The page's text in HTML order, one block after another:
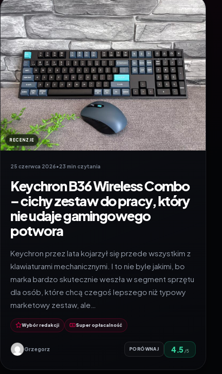
RECENZJE
25 czerwca 2026•23 min czytania
Keychron B36 Wireless Combo
– cichy zestaw do pracy, który
nie udaje gamingowego
potwora
Keychron przez lata kojarzył się przede wszystkim z
klawiaturami mechanicznymi. I to nie byle jakimi, bo
marka bardzo skutecznie weszła w segment sprzętu
dla osób, które chcą czegoś lepszego niż typowy
marketowy zestaw, ale…
Wybór redakcji Super opłacalność
Grzegorz PORÓWNAJ 4.5 /5